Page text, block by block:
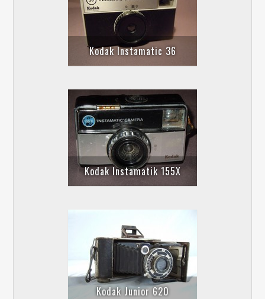
Kodak Instamatic 36
Kodak Instamatik 155X
Kodak Junior 620